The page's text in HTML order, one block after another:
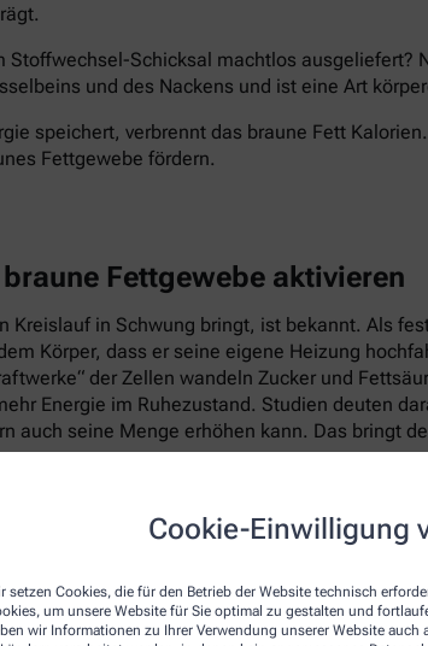
Cookie-Einwilligung
setzen Cookies, die für den Betrieb der Website technisch
um unsere Website für Sie optimal zu gestalten und
wir Informationen zu Ihrer Verwendung unserer Website auch
Stoffwechsel-Schicksal machtlos
und des Nackens und ist eine Art
speichert, verbrennt das braune Fett
Fettgewebe fördern.
Fettgewebe aktivieren
Kreislauf in Schwung bringt, ist bekannt. Als
Körper, dass er seine eigene Heizung
der Zellen wandeln Zucker und
Energie im Ruhezustand. Studien deuten
auch seine Menge erhöhen kann. Das bringt